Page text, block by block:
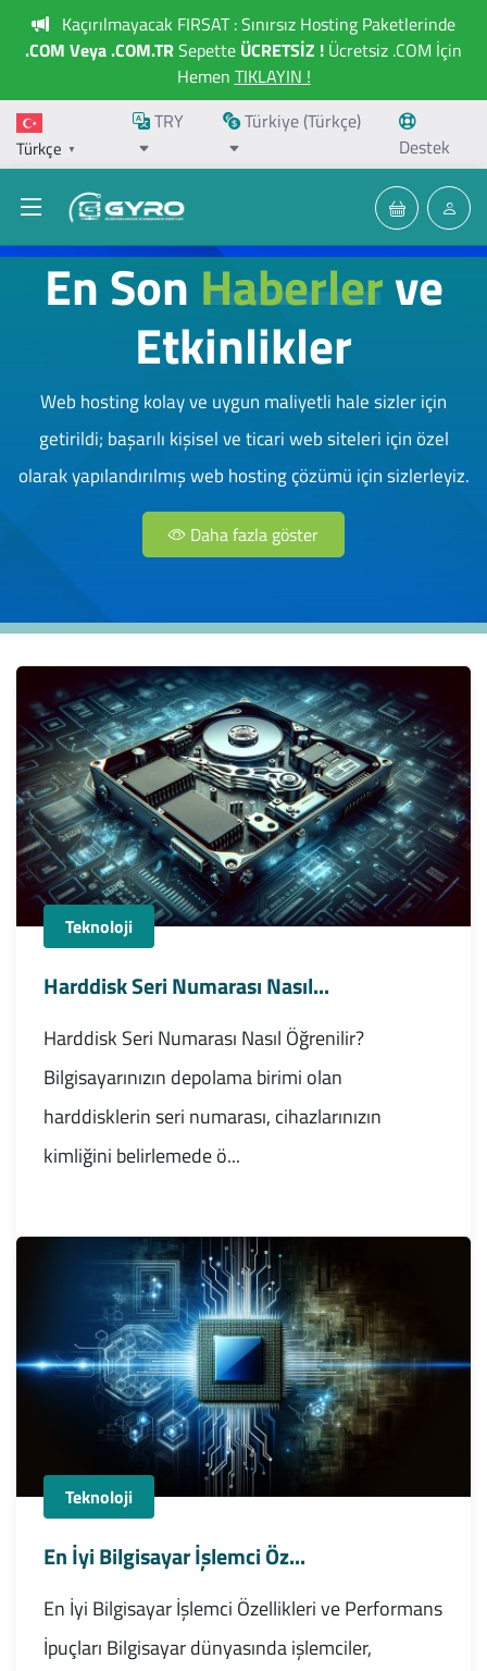
Kaçırılmayacak FIRSAT : Sınırsız Hosting Paketlerinde
.COM Veya .COM.TRSepette ÜCRETSİZ ! Ücretsiz .COM İçin
Hemen TIKLAYIN !
Türkçe ▼
TRY
Türkiye (Türkçe)
Destek
En Son Haberlerve
Etkinlikler
Web hosting kolay ve uygun maliyetli hale sizler için
getirildi; başarılı kişisel ve ticari web siteleri için özel
olarak yapılandırılmış web hosting çözümü için sizlerleyiz.
Daha fazla göster
Teknoloji
Harddisk Seri Numarası Nasıl...
Harddisk Seri Numarası Nasıl Öğrenilir?
Bilgisayarınızın depolama birimi olan
harddisklerin seri numarası, cihazlarınızın
kimliğini belirlemede ö...
Teknoloji
En İyi Bilgisayar İşlemci Öz...
En İyi Bilgisayar İşlemci Özellikleri ve Performans
İpuçları Bilgisayar dünyasında işlemciler,